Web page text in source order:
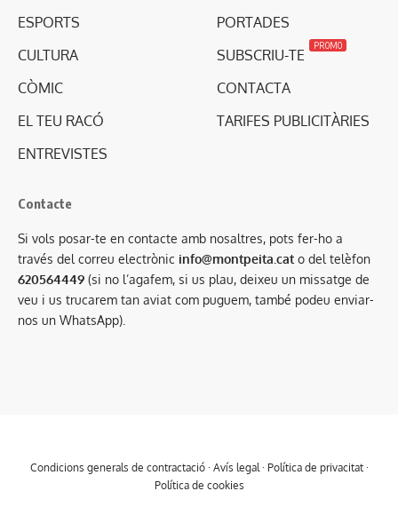
ESPORTS
CULTURA
CÒMIC
EL TEU RACÓ
ENTREVISTES
PORTADES
SUBSCRIU-TE
PROMO
CONTACTA
TARIFES PUBLICITÀRIES
Contacte
Si vols posar-te en contacte amb nosaltres, pots fer-ho a
través del correu electrònic info@montpeita.cat o del telèfon
620564449 (si no l’agafem, si us plau, deixeu un missatge de
veu i us trucarem tan aviat com puguem, també podeu enviar-
nos un WhatsApp).
Condicions generals de contractació· Avís legal· Política de privacitat·
Política de cookies